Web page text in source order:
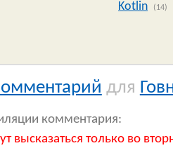
Kotlin (14)
для
комментария:
высказаться только во